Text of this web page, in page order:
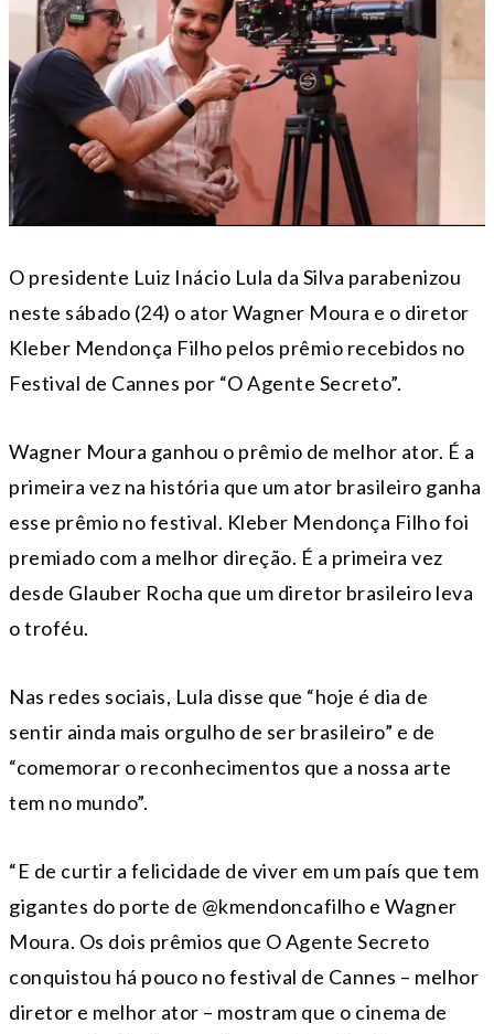
O presidente Luiz Inácio Lula da Silva parabenizou
neste sábado (24) o ator Wagner Moura e o diretor
Kleber Mendonça Filho pelos prêmio recebidos no
Festival de Cannes por “O Agente Secreto”.
Wagner Moura ganhou o prêmio de melhor ator. É a
primeira vez na história que um ator brasileiro ganha
esse prêmio no festival. Kleber Mendonça Filho foi
premiado com a melhor direção. É a primeira vez
desde Glauber Rocha que um diretor brasileiro leva
o troféu.
Nas redes sociais, Lula disse que “hoje é dia de
sentir ainda mais orgulho de ser brasileiro” e de
“comemorar o reconhecimentos que a nossa arte
tem no mundo”.
“E de curtir a felicidade de viver em um país que tem
gigantes do porte de @kmendoncafilho e Wagner
Moura. Os dois prêmios que O Agente Secreto
conquistou há pouco no festival de Cannes – melhor
diretor e melhor ator – mostram que o cinema de